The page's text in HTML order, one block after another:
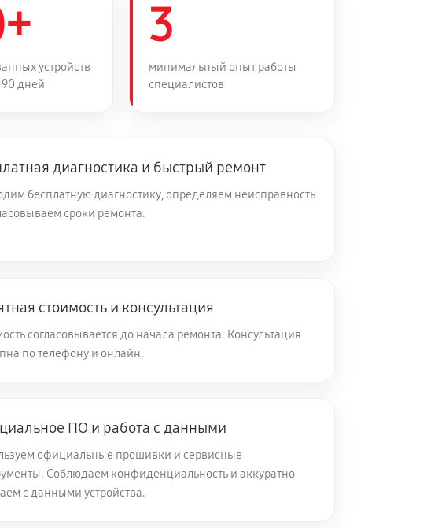
50 минут
45 минут Заказать
60 минут Заказать
20 минут
120 минут
60 минут Заказать
устройств
дней
3
минимальный опыт работы
специалистов
диагностика и быстрый ремонт
бесплатную диагностику, определяем неисправность
сроки ремонта.
стоимость и консультация
согласовывается до начала ремонта. Консультация
по телефону и онлайн.
ПО и работа с данными
официальные прошивки и сервисные
Соблюдаем конфиденциальность и аккуратно
с данными устройства.